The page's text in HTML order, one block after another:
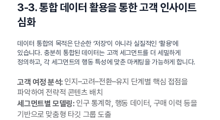
3-3. 통합 데이터 활용을 통한 고객 인사이트
심화
데이터 통합의 목적은 단순한 ‘저장’이 아니라 실질적인 ‘활용’에
있습니다. 충분히 통합된 데이터는 고객 세그먼트를 더 세밀하게
정의하고, 각 세그먼트의 행동 특성에 맞춘 마케팅을 가능하게 합니다.
고객 여정 분석:인지–고려–전환–유지 단계별 핵심 접점을
파악하여 전략적 콘텐츠 배치
세그먼트별 모델링:인구 통계학, 행동 데이터, 구매 이력 등을
기반으로 맞춤형 타깃 그룹 도출